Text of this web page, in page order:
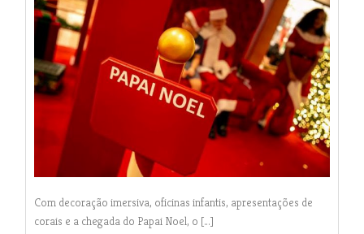
Com decoração imersiva, oficinas infantis, apresentações de
corais e a chegada do Papai Noel, o […]